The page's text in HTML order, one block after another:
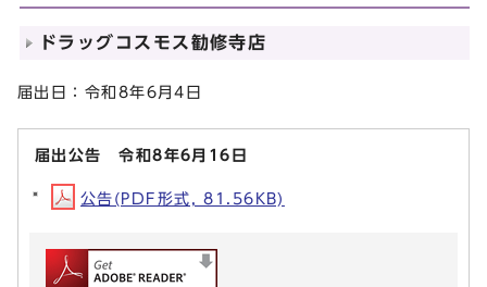
ドラッグコスモス勧修寺店
届出日：令和8年6月4日
届出公告 令和8年6月16日
公告(PDF形式, 81.56KB)